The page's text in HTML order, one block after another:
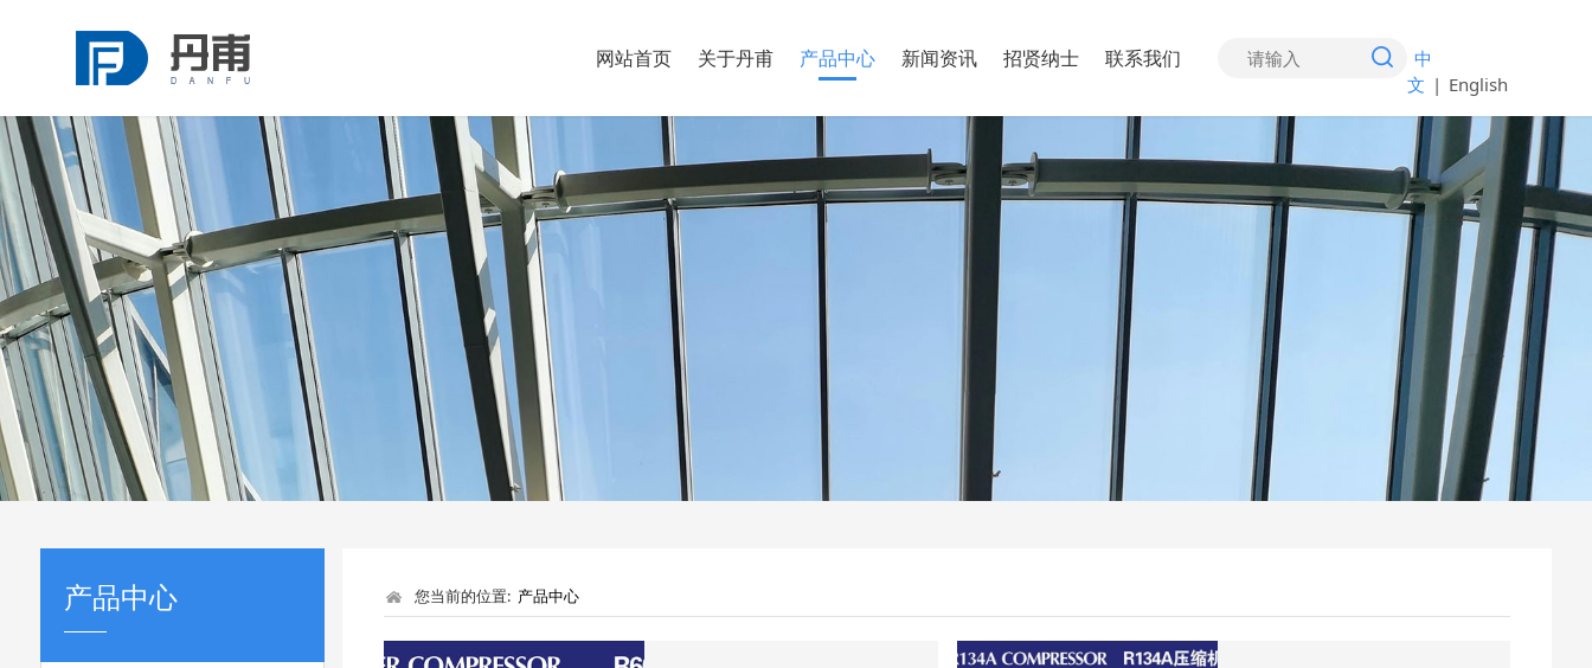
中
文 | English
网站首页 关于丹甫 产品中心 新闻资讯 招贤纳士 联系我们
产品中心 您当前的位置: 产品中心